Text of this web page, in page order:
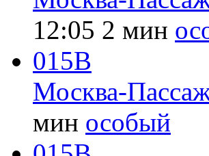
12:05 2 мин
015В
Москва-
мин особый